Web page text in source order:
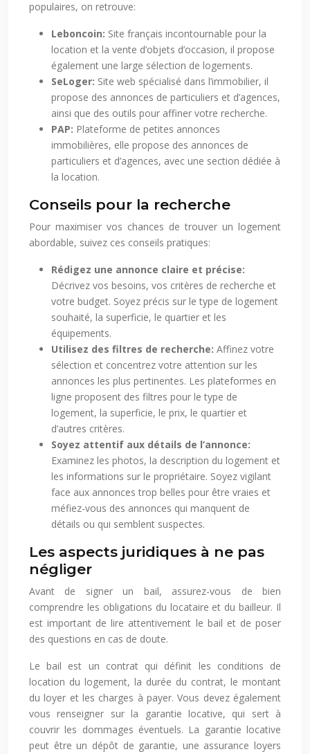
populaires, on retrouve:
Leboncoin: Site français incontournable pour la
location et la vente d’objets d’occasion, il propose
également une large sélection de logements.
SeLoger: Site web spécialisé dans l’immobilier, il
propose des annonces de particuliers et d’agences,
ainsi que des outils pour affiner votre recherche.
PAP: Plateforme de petites annonces
immobilières, elle propose des annonces de
particuliers et d’agences, avec une section dédiée à
la location.
Conseils pour la recherche
Pour maximiser vos chances de trouver un logement
abordable, suivez ces conseils pratiques:
Rédigez une annonce claire et précise:
Décrivez vos besoins, vos critères de recherche et
votre budget. Soyez précis sur le type de logement
souhaité, la superficie, le quartier et les
équipements.
Utilisez des filtres de recherche: Affinez votre
sélection et concentrez votre attention sur les
annonces les plus pertinentes. Les plateformes en
ligne proposent des filtres pour le type de
logement, la superficie, le prix, le quartier et
d’autres critères.
Soyez attentif aux détails de l’annonce:
Examinez les photos, la description du logement et
les informations sur le propriétaire. Soyez vigilant
face aux annonces trop belles pour être vraies et
méfiez-vous des annonces qui manquent de
détails ou qui semblent suspectes.
Les aspects juridiques à ne pas
négliger
Avant de signer un bail, assurez-vous de bien
comprendre les obligations du locataire et du bailleur. Il
est important de lire attentivement le bail et de poser
des questions en cas de doute.
Le bail est un contrat qui définit les conditions de
location du logement, la durée du contrat, le montant
du loyer et les charges à payer. Vous devez également
vous renseigner sur la garantie locative, qui sert à
couvrir les dommages éventuels. La garantie locative
peut être un dépôt de garantie, une assurance loyers